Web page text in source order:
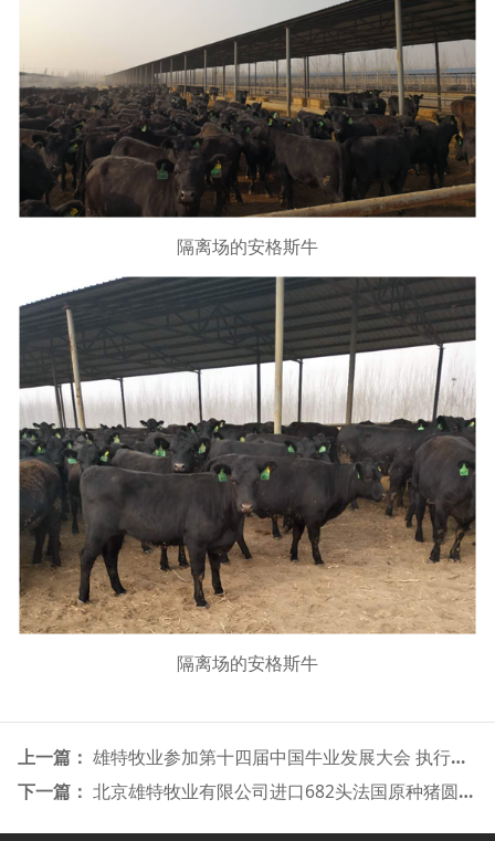
隔离场的安格斯牛
隔离场的安格斯牛
上一篇： 雄特牧业参加第十四届中国牛业发展大会 执行总经理郭建军当选牛业分会副会长
下一篇： 北京雄特牧业有限公司进口682头法国原种猪圆满放行